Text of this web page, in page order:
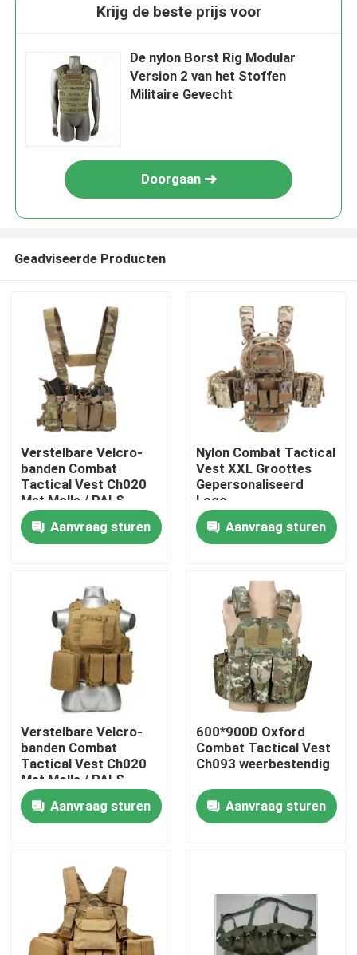
Thuis
Producten
Over ons
Fabriekstocht
Kwaliteitscontrole
Nieuws
Militaire Tactische Slijtage
Militair tactisch kogelvrij vest
Krijg de beste prijs voor
De nylon Borst Rig Modular
Version 2 van het Stoffen
Militaire Gevecht
Doorgaan
Geadviseerde Producten
Verstelbare Velcro-
banden Combat
Tactical Vest Ch020
Met Molle / PALS-
systeem
Aanvraag sturen
Nylon Combat Tactical
Vest XXL Groottes
Gepersonaliseerd
Logo
Aanvraag sturen
Verstelbare Velcro-
banden Combat
Tactical Vest Ch020
Met Molle / PALS-
systeem
Aanvraag sturen
600*900D Oxford
Combat Tactical Vest
Ch093 weerbestendig
Aanvraag sturen